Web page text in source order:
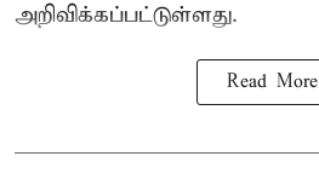
அறிவிக்கப்பட்டுள்ளது.
Read More